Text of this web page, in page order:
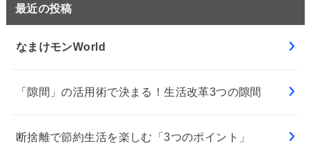
最近の投稿
なまけモンWorld
「隙間」の活用術で決まる！生活改革3つの隙間
断捨離で節約生活を楽しむ「3つのポイント」